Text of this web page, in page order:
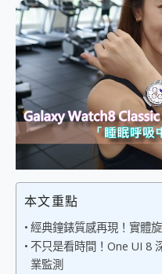
本文重點
經典鐘錶質感再現！實體
不只是看時間！One UI 8
業監測